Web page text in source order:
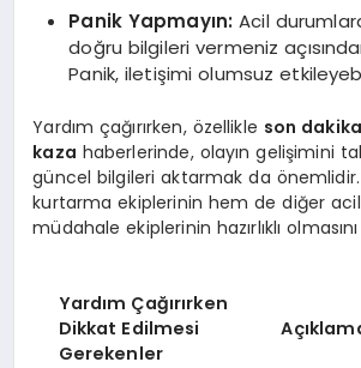
Panik Yapmayın: Acil
doğru bilgileri vermeniz
Panik, iletişimi olumsuz
Yardım çağırırken, özellikle son dakika
kaza haberlerinde, olayın gelişimini
güncel bilgileri aktarmak da
kurtarma ekiplerinin hem de diğer
müdahale ekiplerinin hazırlıklı
Yardım Çağırırken
Dikkat Edilmesi
Gerekenler